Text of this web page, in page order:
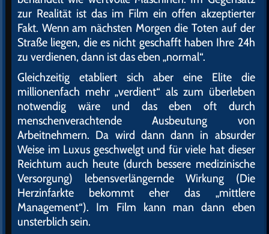
zur Realität ist das im Film ein offen akzeptierter
Fakt. Wenn am nächsten Morgen die Toten auf der
Straße liegen, die es nicht geschafft haben Ihre 24h
zu verdienen, dann ist das eben „normal“.
Gleichzeitig etabliert sich aber eine Elite die
millionenfach mehr „verdient“ als zum überleben
notwendig wäre und das eben oft durch
menschenverachtende Ausbeutung von
Arbeitnehmern. Da wird dann dann in absurder
Weise im Luxus geschwelgt und für viele hat dieser
Reichtum auch heute (durch bessere medizinische
Versorgung) lebensverlängernde Wirkung (Die
Herzinfarkte bekommt eher das „mittlere
Management“). Im Film kann man dann eben
unsterblich sein.